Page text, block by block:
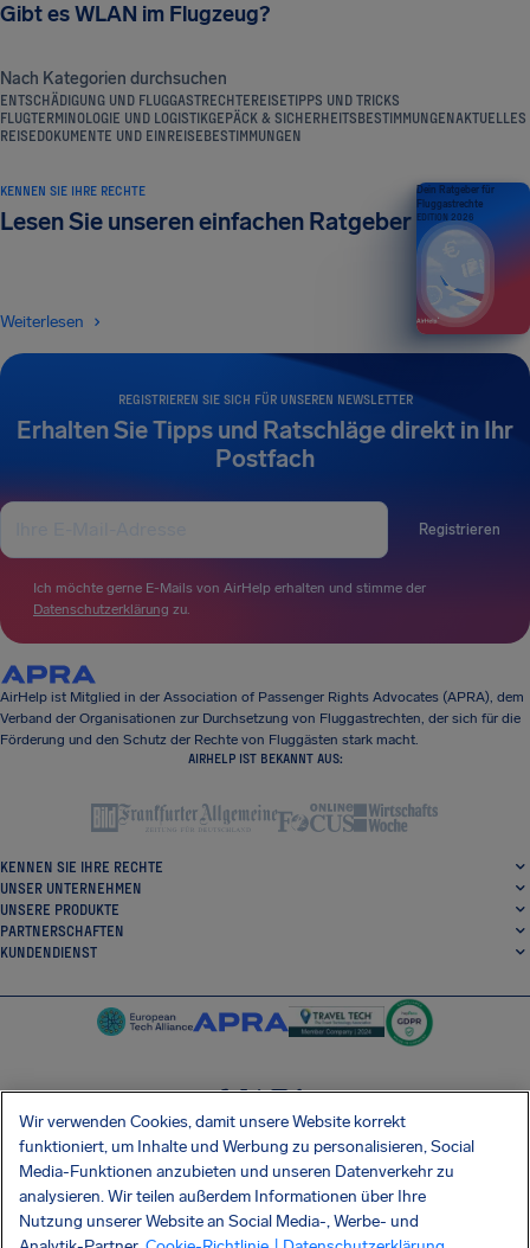
Gibt es WLAN im Flugzeug?
Nach Kategorien durchsuchen
ENTSCHÄDIGUNG UND FLUGGASTRECHTEREISETIPPS UND TRICKS
FLUGTERMINOLOGIE UND LOGISTIKGEPÄCK & SICHERHEITSBESTIMMUNGENAKTUELLES
REISEDOKUMENTE UND EINREISEBESTIMMUNGEN
REGISTRIEREN SIE SICH FÜR UNSEREN NEWSLETTER
Erhalten Sie Tipps und Ratschläge direkt in Ihr
Postfach
Registrieren
Ich möchte gerne E-Mails von AirHelp erhalten und stimme der
Datenschutzerklärung zu.
KENNEN SIE IHRE RECHTE
Lesen Sie unseren einfachen Ratgeber
Weiterlesen
Dein Ratgeber für
Fluggastrechte
EDITION 2026
AirHelp ist Mitglied in der Association of Passenger Rights Advocates (APRA), dem
Verband der Organisationen zur Durchsetzung von Fluggastrechten, der sich für die
Förderung und den Schutz der Rechte von Fluggästen stark macht.
AIRHELP IST BEKANNT AUS:
KENNEN SIE IHRE RECHTE
UNSER UNTERNEHMEN
UNSERE PRODUKTE
PARTNERSCHAFTEN
KUNDENDIENST
SocialFacebook
SocialTwitter
SocialInstagram
SocialLinkedin
ERHALTEN SIE UNSERE KOSTENLOSE APP
Wir verwenden Cookies, damit unsere Website korrekt
funktioniert, um Inhalte und Werbung zu personalisieren, Social
Media-Funktionen anzubieten und unseren Datenverkehr zu
analysieren. Wir teilen außerdem Informationen über Ihre
Nutzung unserer Website an Social Media-, Werbe- und